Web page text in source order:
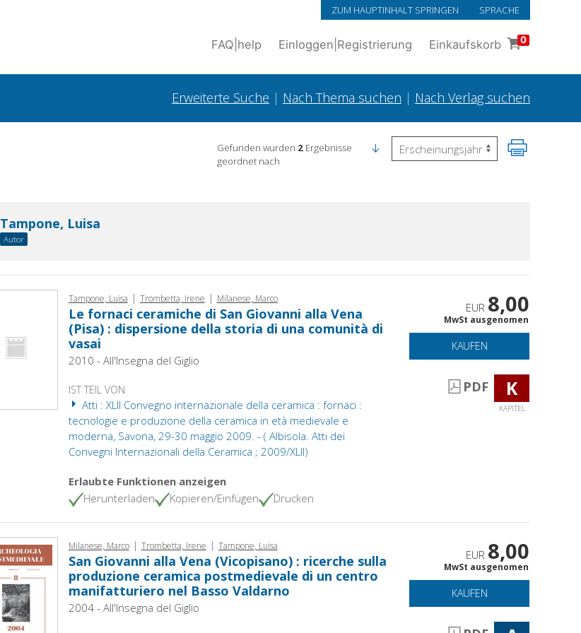
ZUM HAUPTINHALT SPRINGEN SPRACHE
FAQ help Einloggen Registrierung Einkaufskorb 0
Erweiterte Suche | Nach Thema suchen | Nach Verlag suchen
Gefunden wurden 2 Ergebnisse
geordnet nach
Tampone, Luisa
Autor
Tampone, Luisa | Trombetta, Irene | Milanese, Marco
Le fornaci ceramiche di San Giovanni alla Vena
(Pisa) : dispersione della storia di una comunità di
vasai
2010 - All'Insegna del Giglio
IST TEIL VON
Atti : XLII Convegno internazionale della ceramica : fornaci :
tecnologie e produzione della ceramica in età medievale e
moderna, Savona, 29-30 maggio 2009. - ( Albisola. Atti dei
Convegni Internazionali della Ceramica ; 2009/XLII)
Erlaubte Funktionen anzeigen
Herunterladen
Kopieren/Einfügen Drucken
EUR 8,00
MwSt ausgenomen
KAUFEN
PDF K
KAPITEL
Milanese, Marco | Trombetta, Irene | Tampone, Luisa
San Giovanni alla Vena (Vicopisano) : ricerche sulla
produzione ceramica postmedievale di un centro
manifatturiero nel Basso Valdarno
2004 - All'Insegna del Giglio
EUR 8,00
MwSt ausgenomen
KAUFEN